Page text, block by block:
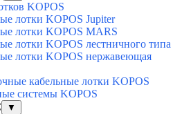
KOPOS
лотки KOPOS Jupiter
лотки KOPOS MARS
лотки KOPOS лестничного типа
лотки KOPOS нержавеющая
кабельные лотки KOPOS
системы KOPOS
▼